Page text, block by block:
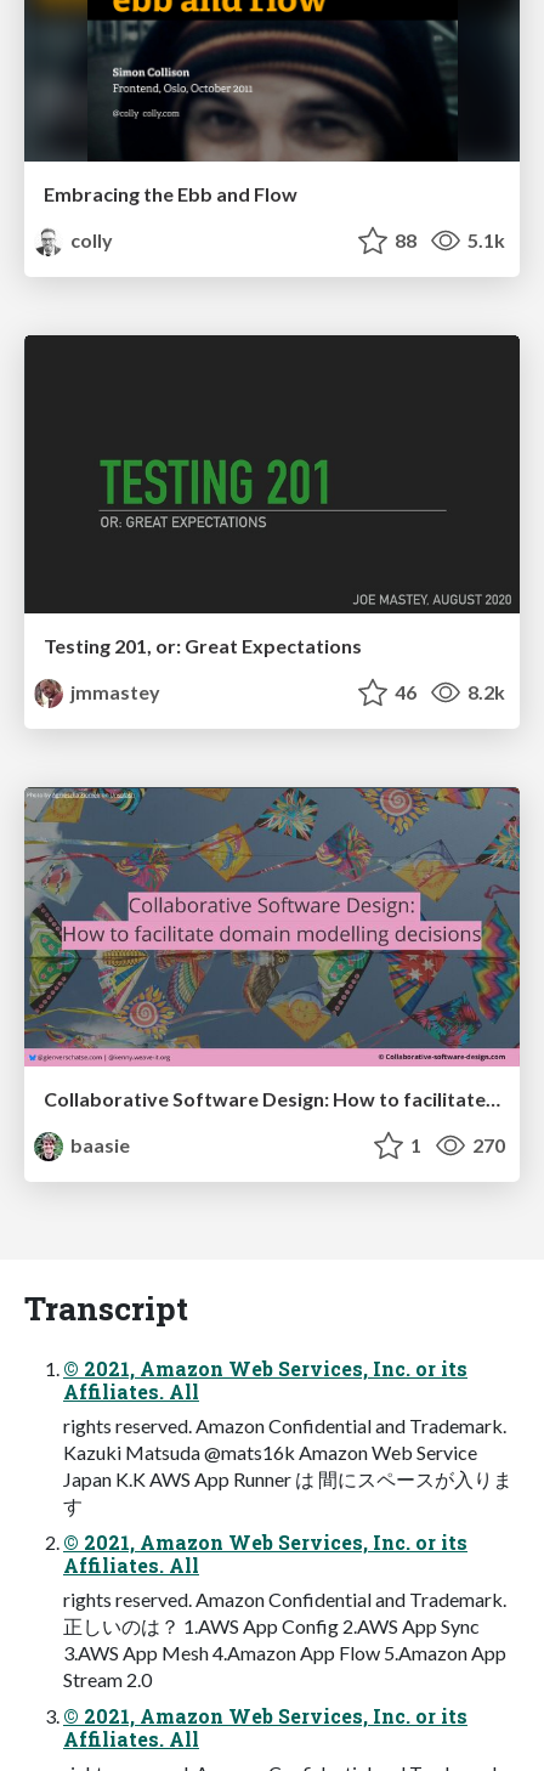
Embracing the Ebb and Flow
colly
88 5.1k
Testing 201, or: Great Expectations
jmmastey
46 8.2k
baasie
1 270
Transcript
© 2021, Amazon Web Services, Inc. or its
Affiliates. All
rights reserved. Amazon Confidential and Trademark.
Kazuki Matsuda @mats16k Amazon Web Service
Japan K.K AWS App Runner は 間にスペースが⼊りま
す
© 2021, Amazon Web Services, Inc. or its
Affiliates. All
rights reserved. Amazon Confidential and Trademark.
正しいのは？ 1.AWS App Config 2.AWS App Sync
3.AWS App Mesh 4.Amazon App Flow 5.Amazon App
Stream 2.0
© 2021, Amazon Web Services, Inc. or its
Affiliates. All